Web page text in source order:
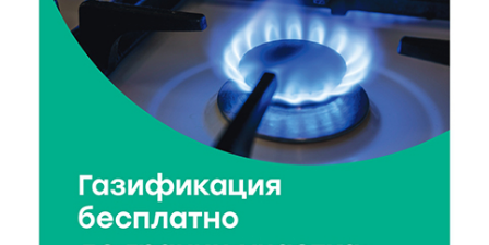
правила безопасности в автобусах
7 Авг 2026 22:32 316
Сотрудники УФСИН по Тверской области
поддержали Всероссийскую акцию ко Дню
7 Авг 2026 22:02
Новые правила РЖД: пассажиров начнут